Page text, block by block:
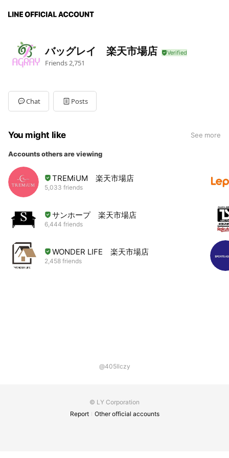
バッグレイ 楽天市場店
Friends 2,751
Chat Posts
You might like See more
Accounts others are viewing
TREMiUM 楽天市場店
5,033 friends
サンホープ 楽天市場店
6,444 friends
WONDER LIFE 楽天市場店
2,458 friends
@405llczy
© LY Corporation
Report
Other official accounts